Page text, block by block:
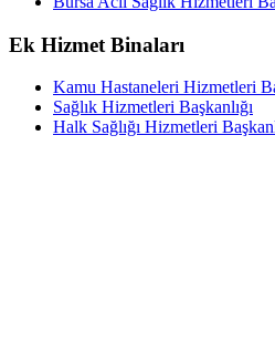
Ek Hizmet Binaları
Kamu Hastaneleri Hizmetleri
Sağlık Hizmetleri Başkanlığı
Halk Sağlığı Hizmetleri